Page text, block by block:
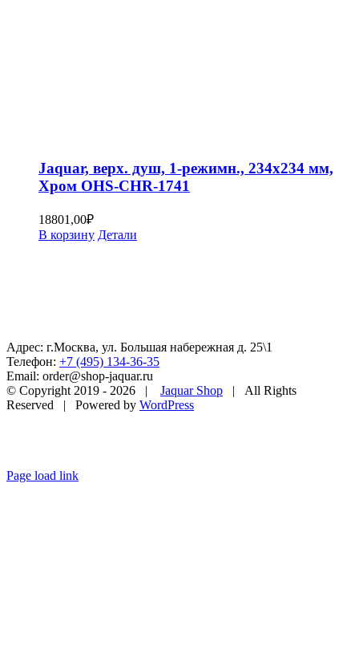
Jaquar, верх. душ, 1-режимн., 234х234 мм,
Хром OHS-CHR-1741
18801,00₽
В корзину Детали
Адрес: г.Москва, ул. Большая набережная д. 25\1
Телефон: +7 (495) 134-36-35
Email: order@shop-jaquar.ru
© Copyright 2019 - 2026 | Jaquar Shop | All Rights
Reserved | Powered by WordPress
Page load link